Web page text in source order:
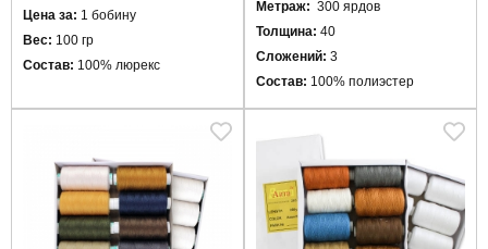
Цена за: 1 бобину
Вес: 100 гр
Состав: 100% люрекс
Метраж: 300 ярдов
Толщина: 40
Сложений: 3
Состав: 100% полиэстер